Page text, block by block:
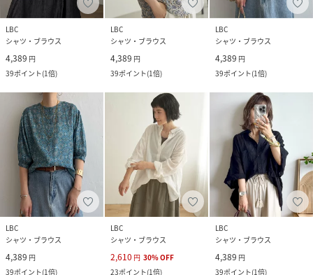
LBC
シャツ・ブラウス
4,389 円
39ポイント(1倍)
LBC
シャツ・ブラウス
4,389 円
39ポイント(1倍)
LBC
シャツ・ブラウス
4,389 円
39ポイント(1倍)
LBC
シャツ・ブラウス
4,389 円
39ポイント(1倍)
LBC
シャツ・ブラウス
2,610 円 30%OFF
23ポイント(1倍)
LBC
シャツ・ブラウス
4,389 円
39ポイント(1倍)